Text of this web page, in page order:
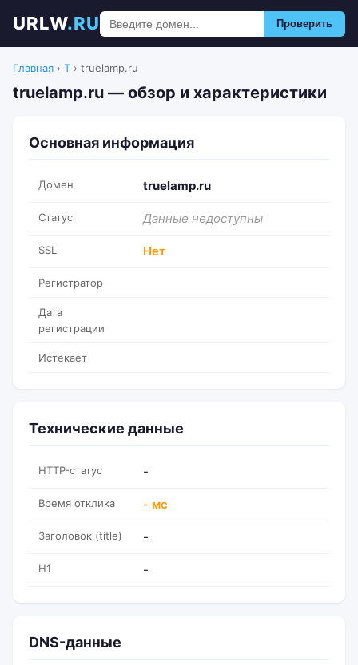
URLW.RU Проверить
Главная › T › truelamp.ru
truelamp.ru — обзор и характеристики
Основная информация
Домен truelamp.ru
Статус Данные недоступны
SSL Нет
Регистратор
Дата
регистрации
Истекает
Технические данные
HTTP-статус -
Время отклика - мс
Заголовок (title) -
H1 -
DNS-данные